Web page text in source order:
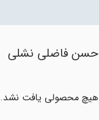
حسن فاضلی نشلی
هیچ محصولی یافت نشد.